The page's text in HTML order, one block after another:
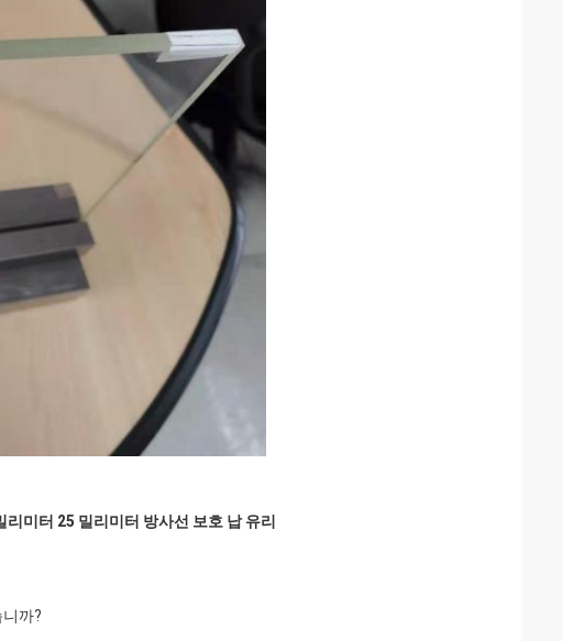
미터 25 밀리미터 방사선 보호 납 유리
까?